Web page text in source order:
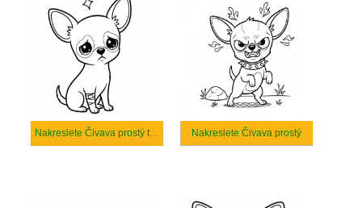
Nakreslete Čivava prostý tisknutelné Nakreslete Čivava prostý